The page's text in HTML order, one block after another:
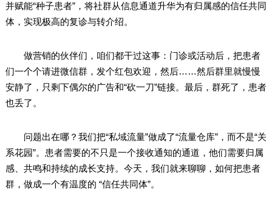
并赋能“种子患者”，将社群从信息通道升华为有归属感的信任共同
体，实现极高的复诊与转介绍。
做营销的伙伴们，咱们都干过这事：门诊或活动后，把患者
们一个个请进微信群，发个红包欢迎，然后……然后群里就慢慢
安静了，只剩下偶尔的广告和“砍一刀”链接。最后，群死了，患者
也丢了。
问题出在哪？我们把“私域流量”做成了“流量仓库”，而不是“关
系花园”。患者需要的不只是一个接收通知的通道，他们需要归属
感、共鸣和持续的成长支持。今天，我们就来聊聊，如何把患者
群，做成一个有温度的 “信任共同体”。